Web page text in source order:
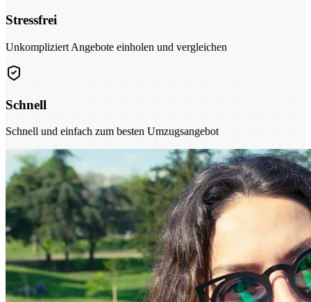
Stressfrei
Unkompliziert Angebote einholen und vergleichen
Schnell
Schnell und einfach zum besten Umzugsangebot